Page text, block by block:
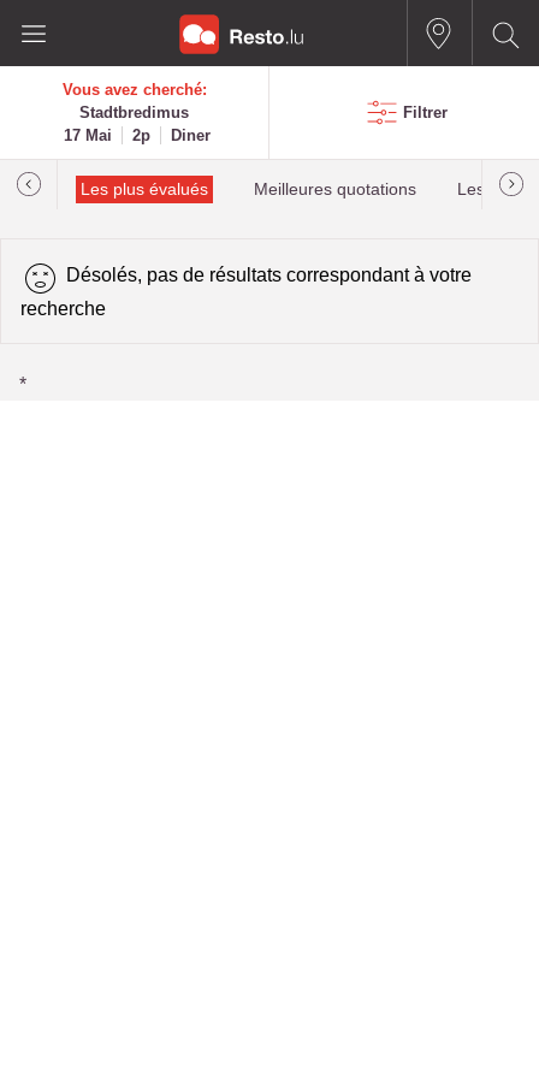
Vous avez cherché:
Stadtbredimus
17 Mai
2p Diner
Filtrer
Les plus évalués Meilleures quotations Les plus
Désolés, pas de résultats correspondant à votre
recherche
*